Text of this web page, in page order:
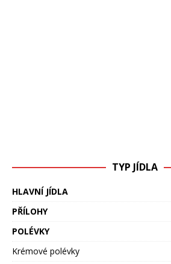
TYP JÍDLA
HLAVNÍ JÍDLA
PŘÍLOHY
POLÉVKY
Krémové polévky